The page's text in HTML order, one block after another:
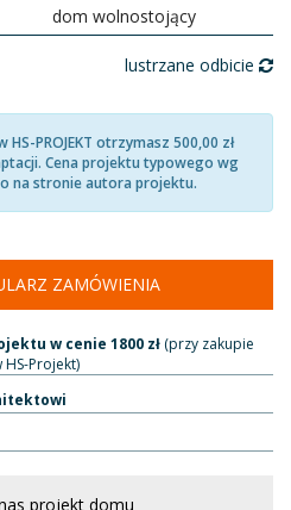
dom wolnostojący
lustrzane odbicie
PROJEKT otrzymasz 500,00 zł
Cena projektu typowego wg
na stronie autora projektu.
ZAMÓWIENIA
w cenie 1800 zł (przy zakupie
Projekt)
projekt domu